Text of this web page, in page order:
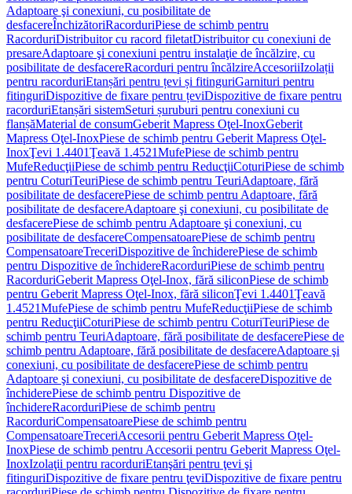
Adaptoare şi conexiuni, cu posibilitate de
desfacereÎnchizătoriRacorduriPiese de schimb pentru
RacorduriDistribuitor cu racord filetatDistribuitor cu conexiuni de
presareAdaptoare şi conexiuni pentru instalaţie de încălzire, cu
posibilitate de desfacereRacorduri pentru încălzireAccesoriiIzolații
pentru racorduriEtanșări pentru țevi și fitinguriGarnituri pentru
fitinguriDispozitive de fixare pentru țeviDispozitive de fixare pentru
racorduriEtanșări sistemSeturi șuruburi pentru conexiuni cu
flanșăMaterial de consumGeberit Mapress Oţel-InoxGeberit
Mapress Oţel-InoxPiese de schimb pentru Geberit Mapress Oţel-
InoxŢevi 1.4401Ţeavă 1.4521MufePiese de schimb pentru
MufeReducţiiPiese de schimb pentru ReducţiiCoturiPiese de schimb
pentru CoturiTeuriPiese de schimb pentru TeuriAdaptoare, fără
posibilitate de desfacerePiese de schimb pentru Adaptoare, fără
posibilitate de desfacereAdaptoare şi conexiuni, cu posibilitate de
desfacerePiese de schimb pentru Adaptoare şi conexiuni, cu
posibilitate de desfacereCompensatoarePiese de schimb pentru
CompensatoareTreceriDispozitive de închiderePiese de schimb
pentru Dispozitive de închidereRacorduriPiese de schimb pentru
RacorduriGeberit Mapress Oţel-Inox, fără siliconPiese de schimb
pentru Geberit Mapress Oţel-Inox, fără siliconŢevi 1.4401Ţeavă
1.4521MufePiese de schimb pentru MufeReducţiiPiese de schimb
pentru ReducţiiCoturiPiese de schimb pentru CoturiTeuriPiese de
schimb pentru TeuriAdaptoare, fără posibilitate de desfacerePiese de
schimb pentru Adaptoare, fără posibilitate de desfacereAdaptoare şi
conexiuni, cu posibilitate de desfacerePiese de schimb pentru
Adaptoare şi conexiuni, cu posibilitate de desfacereDispozitive de
închiderePiese de schimb pentru Dispozitive de
închidereRacorduriPiese de schimb pentru
RacorduriCompensatoarePiese de schimb pentru
CompensatoareTreceriAccesorii pentru Geberit Mapress Oţel-
InoxPiese de schimb pentru Accesorii pentru Geberit Mapress Oţel-
InoxIzolaţii pentru racorduriEtanşări pentru ţevi şi
fitinguriDispozitive de fixare pentru ţeviDispozitive de fixare pentru